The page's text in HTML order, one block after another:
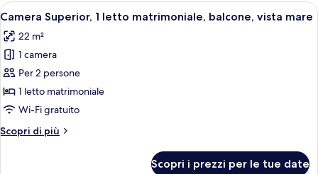
letto
matrimoniale,
balcone
Apri
tutte
le
foto
per
Camera
Superior,
letto
Una camera d'albergo moderna con
8
Camera Superior, 1 letto matrimoniale, balcone, vista mare
22 m²
1 camera
Per 2 persone
1 letto matrimoniale
Wi-Fi gratuito
Scopri di più
Altri
Scopri i prezzi per le tue date